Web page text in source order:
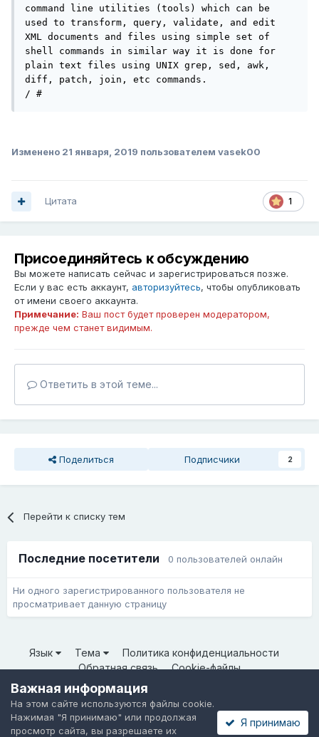
command line utilities (tools) which can be
used to transform, query, validate, and edit
XML documents and files using simple set of
shell commands in similar way it is done for
plain text files using UNIX grep, sed, awk,
diff, patch, join, etc commands.
/ #
Изменено 21 января, 2019 пользователем vasek00
1
Цитата
Присоединяйтесь к обсуждению
Вы можете написать сейчас и зарегистрироваться позже.
Если у вас есть аккаунт, авторизуйтесь, чтобы опубликовать
от имени своего аккаунта.
Примечание: Ваш пост будет проверен модератором,
прежде чем станет видимым.
Ответить в этой теме...
Поделиться Подписчики 2
Перейти к списку тем
Последние посетители 0 пользователей онлайн
Ни одного зарегистрированного пользователя не
просматривает данную страницу
Язык Тема
Политика конфиденциальности
Обратная связь
Cookie-файлы
© ООО «Неткрейз» 2025
Powered by Invision Community
Важная информация
На этом сайте используются файлы cookie.
Нажимая "Я принимаю" или продолжая
просмотр сайта, вы разрешаете их
Я принимаю